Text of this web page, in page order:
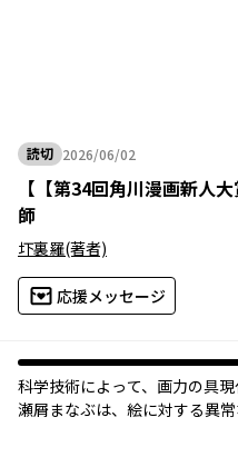
読切 2026/06/02
2026年06月02日
【 【第34回角川漫画新人
師
圷裏羅(著者)
応援メッセージ
科学技術によって、画力の具
瀬屑まなぶは、絵に対する異